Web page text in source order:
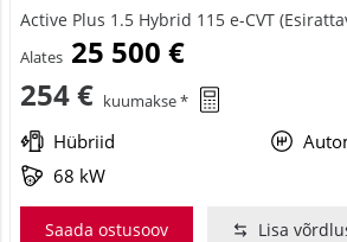
Active Plus 1.5 Hybrid 115 e-CVT
Alates 25 500 €
254 € kuumakse *
Hübriid
68 kW
Saada ostusoov Lisa